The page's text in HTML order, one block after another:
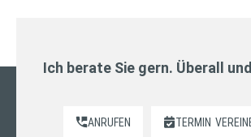
Ich berate Sie gern. Überall
ANRUFEN TERMIN